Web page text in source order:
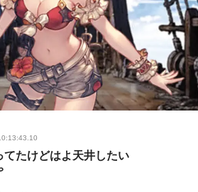
てたけどはよ天井したい